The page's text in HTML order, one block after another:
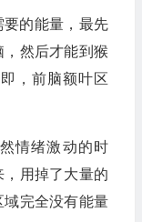
的能量，最先
然后才能到猴
，前脑额叶区
情绪激动的时
用掉了大量的
完全没有能量